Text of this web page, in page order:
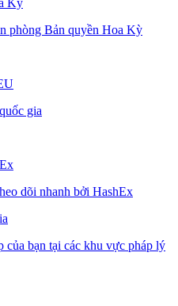
Kỳ
phòng Bản quyền Hoa Kỳ
gia
dõi nhanh bởi HashEx
bạn tại các khu vực pháp lý